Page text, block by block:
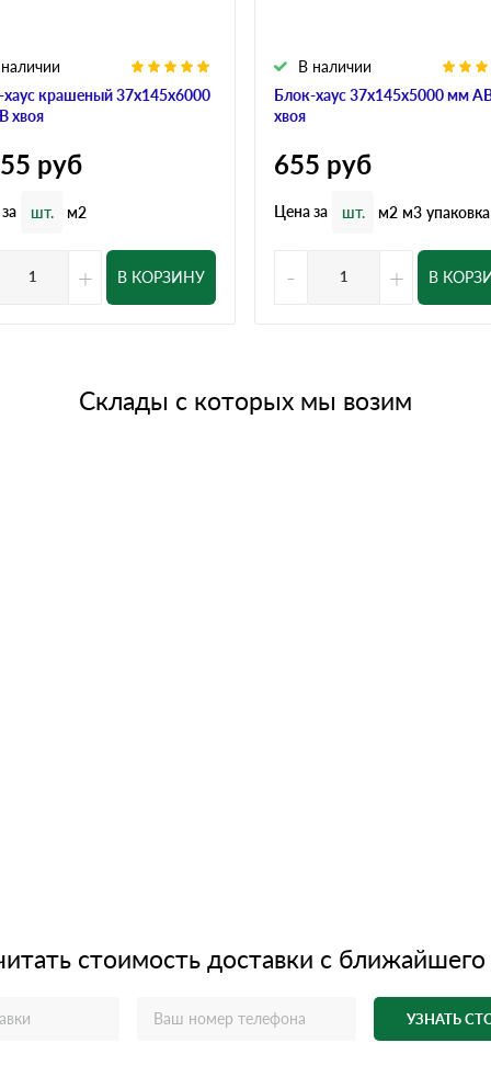
крашеный 37x145x6000
хвоя
руб
шт. м2
+ В КОРЗИНУ
Блок-хаус 37x145x5000 мм
хвоя
В наличии
655 руб
Цена за шт. м2 м3 упаковка
- + В
Склады с которых мы возим
стоимость доставки с ближайшего
УЗНАТЬ